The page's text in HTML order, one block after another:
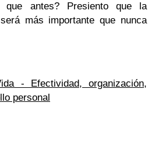
que antes? Presiento que la
más importante que nunca
- Efectividad, organización,
personal